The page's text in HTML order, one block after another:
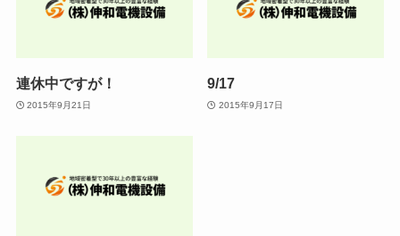
連休中ですが！
2015年9月21日
9/17
2015年9月17日